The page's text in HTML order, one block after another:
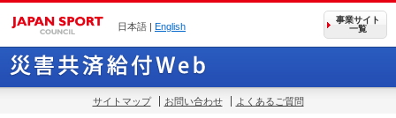
日本語 | English
事業サイト
一覧
サイトマップ お問い合わせ よくあるご質問